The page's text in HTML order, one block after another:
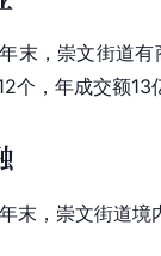
末，崇文街道
个，年成交额13
末，崇文街道